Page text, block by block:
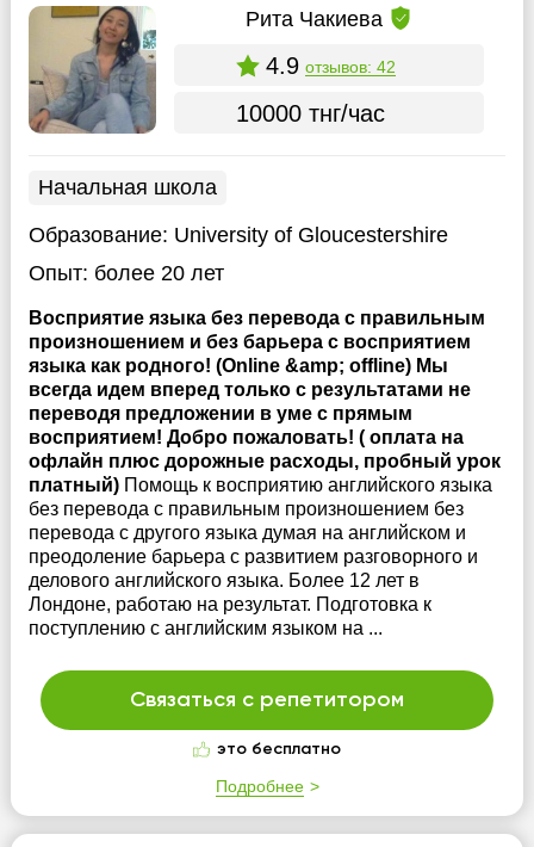
Рита Чакиева
4.9 отзывов: 42
10000 тнг/час
Начальная школа
Образование: University of Gloucestershire
Опыт: более 20 лет
Восприятие языка без перевода с правильным
произношением и без барьера с восприятием
языка как родного! (Online &amp; offline) Мы
всегда идем вперед только с результатами не
переводя предложении в уме с прямым
восприятием! Добро пожаловать! ( оплата на
офлайн плюс дорожные расходы, пробный урок
платный) Помощь к восприятию английского языка
без перевода с правильным произношением без
перевода с другого языка думая на английском и
преодоление барьера с развитием разговорного и
делового английского языка. Более 12 лет в
Лондоне, работаю на результат. Подготовка к
поступлению с английским языком на ...
Связаться с репетитором
это бесплатно
Подробнее